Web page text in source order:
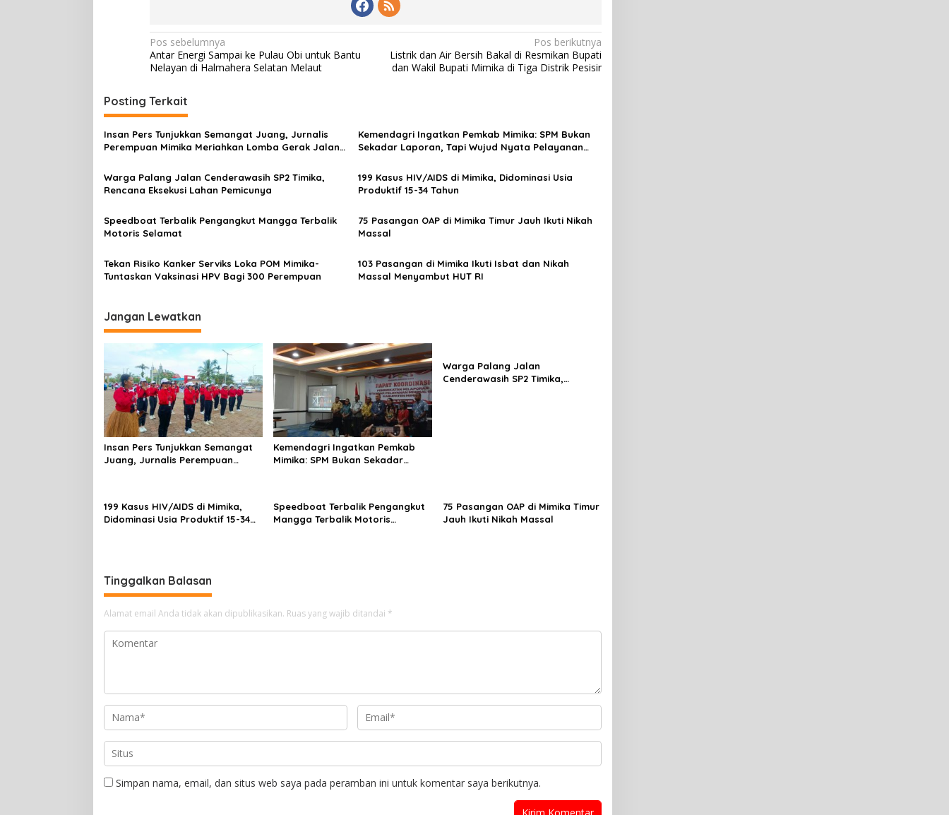
N
a
i
g
a
i
o
s
Pos sebelumnya
Antar Energi Sampai ke Pulau Obi untuk Bantu
Nelayan di Halmahera Selatan Melaut
Pos berikutnya
Listrik dan Air Bersih Bakal di Resmikan Bupati
dan Wakil Bupati Mimika di Tiga Distrik Pesisir
Posting Terkait
Insan Pers Tunjukkan Semangat Juang, Jurnalis
Perempuan Mimika Meriahkan Lomba Gerak Jalan
Kemendagri Ingatkan Pemkab Mimika: SPM Bukan
Sekadar Laporan, Tapi Wujud Nyata Pelayanan
Warga Palang Jalan Cenderawasih SP2 Timika,
Rencana Eksekusi Lahan Pemicunya
199 Kasus HIV/AIDS di Mimika, Didominasi Usia
Produktif 15-34 Tahun
Speedboat Terbalik Pengangkut Mangga Terbalik
Motoris Selamat
75 Pasangan OAP di Mimika Timur Jauh Ikuti Nikah
Massal
Tekan Risiko Kanker Serviks Loka POM Mimika-
Tuntaskan Vaksinasi HPV Bagi 300 Perempuan
103 Pasangan di Mimika Ikuti Isbat dan Nikah
Massal Menyambut HUT RI
Jangan Lewatkan
Insan Pers Tunjukkan Semangat
Juang, Jurnalis Perempuan
Kemendagri Ingatkan Pemkab
Mimika: SPM Bukan Sekadar
Warga Palang Jalan
Cenderawasih SP2 Timika,
199 Kasus HIV/AIDS di Mimika,
Didominasi Usia Produktif 15-34
Speedboat Terbalik Pengangkut
Mangga Terbalik Motoris
75 Pasangan OAP di Mimika Timur
Jauh Ikuti Nikah Massal
Tinggalkan Balasan
Alamat email Anda tidak akan dipublikasikan. Ruas yang wajib ditandai *
Simpan nama, email, dan situs web saya pada peramban ini untuk komentar saya berikutnya.